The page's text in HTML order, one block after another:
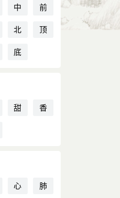
中
前
北
顶
底
甜
香
心
肺